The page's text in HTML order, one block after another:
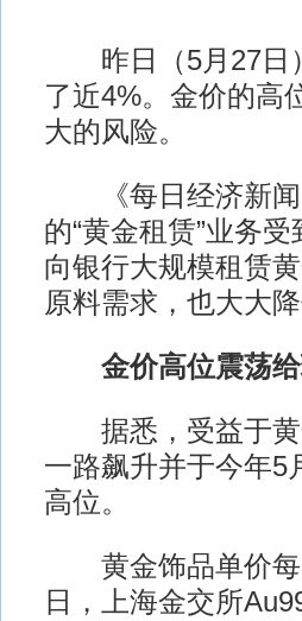
昨日（5月27日
了近4%。金价的高
大的风险。
《每日经济新闻
的“黄金租赁”业务
向银行大规模租赁
原料需求，也大大
金价高位震荡
据悉，受益于黄
一路飙升并于今年5
高位。
黄金饰品单价每
日，上海金交所